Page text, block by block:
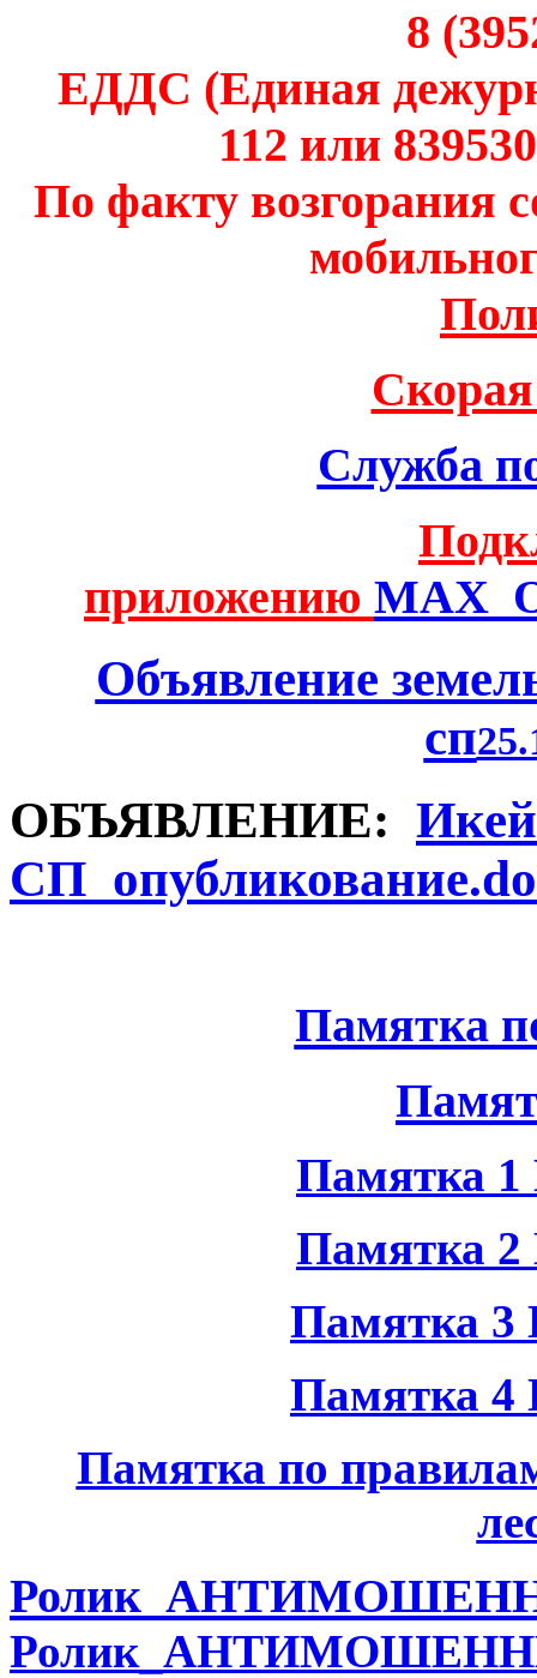
8
ЕДДС (Единая
112 или
По факту возгорания
Служба
приложению
Объявление
сп
ОБЪЯВЛЕНИЕ:
Памятка
Памятка 1
Памятка 2
Памятка 3
Памятка 4
Памятка по